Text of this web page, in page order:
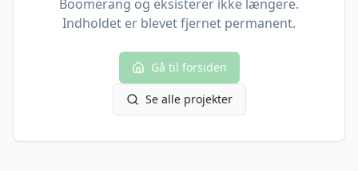
Boomerang og eksisterer ikke længere.
Indholdet er blevet fjernet permanent.
Gå til forsiden
Se alle projekter